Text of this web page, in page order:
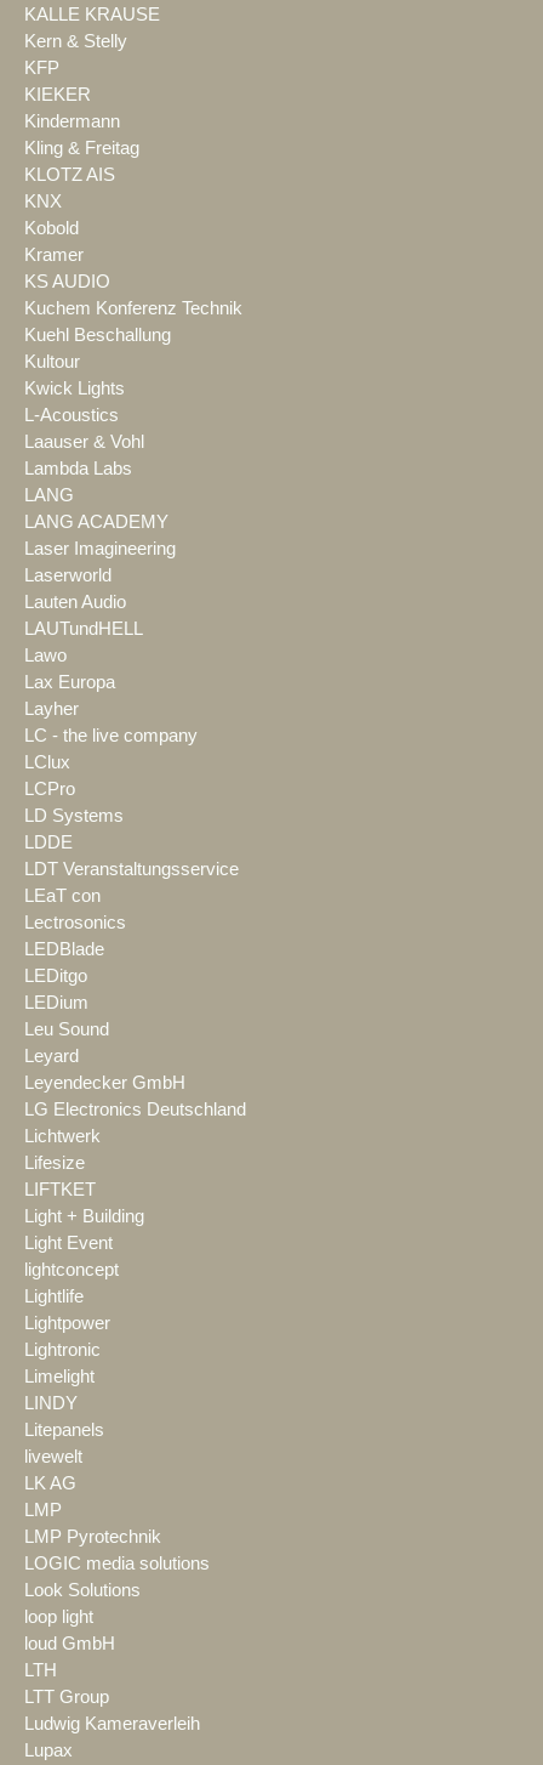
KALLE KRAUSE
Kern & Stelly
KFP
KIEKER
Kindermann
Kling & Freitag
KLOTZ AIS
KNX
Kobold
Kramer
KS AUDIO
Kuchem Konferenz Technik
Kuehl Beschallung
Kultour
Kwick Lights
L-Acoustics
Laauser & Vohl
Lambda Labs
LANG
LANG ACADEMY
Laser Imagineering
Laserworld
Lauten Audio
LAUTundHELL
Lawo
Lax Europa
Layher
LC - the live company
LClux
LCPro
LD Systems
LDDE
LDT Veranstaltungsservice
LEaT con
Lectrosonics
LEDBlade
LEDitgo
LEDium
Leu Sound
Leyard
Leyendecker GmbH
LG Electronics Deutschland
Lichtwerk
Lifesize
LIFTKET
Light + Building
Light Event
lightconcept
Lightlife
Lightpower
Lightronic
Limelight
LINDY
Litepanels
livewelt
LK AG
LMP
LMP Pyrotechnik
LOGIC media solutions
Look Solutions
loop light
loud GmbH
LTH
LTT Group
Ludwig Kameraverleih
Lupax